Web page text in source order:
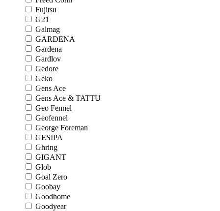
Fujitsu
G21
Galmag
GARDENA
Gardena
Gardlov
Gedore
Geko
Gens Ace
Gens Ace & TATTU
Geo Fennel
Geofennel
George Foreman
GESIPA
Ghring
GIGANT
Glob
Goal Zero
Goobay
Goodhome
Goodyear